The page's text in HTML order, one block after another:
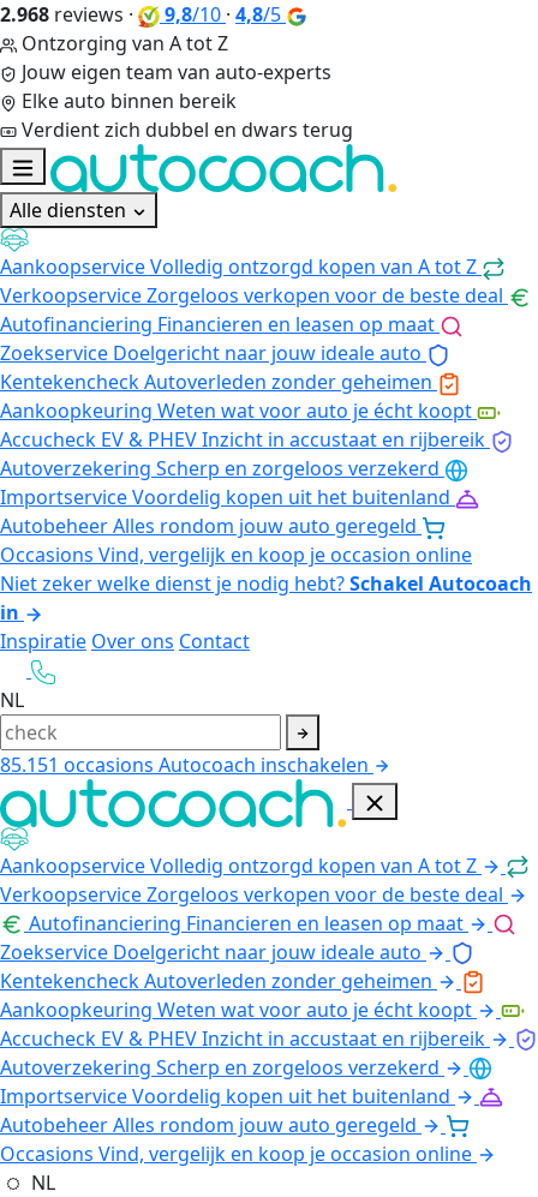
2.968 reviews · 9,8/10 · 4,8/5
Ontzorging van A tot Z
Jouw eigen team van auto-experts
Elke auto binnen bereik
Verdient zich dubbel en dwars terug
Alle diensten
AankoopserviceVolledig ontzorgd kopen van A tot Z
VerkoopserviceZorgeloos verkopen voor de beste deal
Autofinanciering Financieren en leasen op maat
Zoekservice Doelgericht naar jouw ideale auto
KentekencheckAutoverleden zonder geheimen
Aankoopkeuring Weten wat voor auto je écht koopt
Accucheck EV & PHEVInzicht in accustaat en rijbereik
Autoverzekering Scherp en zorgeloos verzekerd
ImportserviceVoordelig kopen uit het buitenland
AutobeheerAlles rondom jouw auto geregeld
Occasions Vind, vergelijk en koop je occasion online
Niet zeker welke dienst je nodig hebt?Schakel Autocoach
in
Inspiratie Over ons Contact
NL
85.151 occasions Autocoach inschakelen
AankoopserviceVolledig ontzorgd kopen van A tot Z
VerkoopserviceZorgeloos verkopen voor de beste deal
Autofinanciering Financieren en leasen op maat
Zoekservice Doelgericht naar jouw ideale auto
KentekencheckAutoverleden zonder geheimen
Aankoopkeuring Weten wat voor auto je écht koopt
Accucheck EV & PHEVInzicht in accustaat en rijbereik
Autoverzekering Scherp en zorgeloos verzekerd
ImportserviceVoordelig kopen uit het buitenland
AutobeheerAlles rondom jouw auto geregeld
Occasions Vind, vergelijk en koop je occasion online
NL